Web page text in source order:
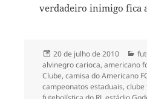
verdadeiro inimigo fica
Publicado
em
20 de julho de 2010
alvinegro carioca, americano
Clube, camisa do Americano
campeonatos estaduais, clube